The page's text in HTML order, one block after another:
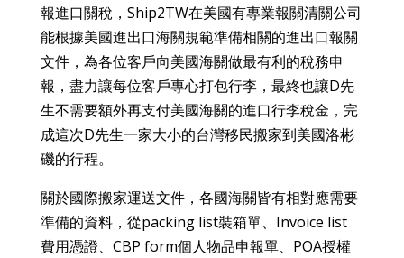
報進口關稅，Ship2TW在美國有專業報關清關公司
能根據美國進出口海關規範準備相關的進出口報關
文件，為各位客戶向美國海關做最有利的稅務申
報，盡力讓每位客戶專心打包行李，最終也讓D先
生不需要額外再支付美國海關的進口行李稅金，完
成這次D先生一家大小的台灣移民搬家到美國洛彬
磯的行程。
關於國際搬家運送文件，各國海關皆有相對應需要
準備的資料，從packing list裝箱單、Invoice list
費用憑證、CBP form個人物品申報單、POA授權